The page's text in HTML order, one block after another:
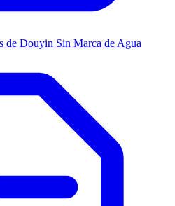
de Douyin Sin Marca de Agua